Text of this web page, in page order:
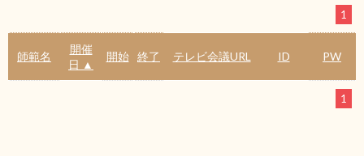
1
師範名
開催
日 ▲
開始 終了 テレビ会議URL ID PW
1